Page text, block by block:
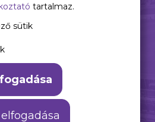
tartalmaz.
sütik